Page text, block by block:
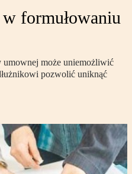
w formułowaniu
umownej może uniemożliwić
pozwolić uniknąć